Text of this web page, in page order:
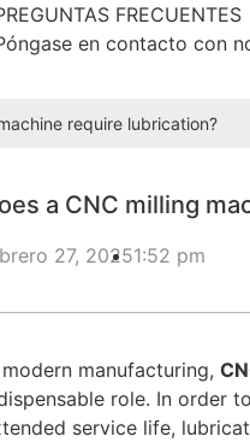
FRECUENTES
en contacto con
require lubrication?
a CNC milling
27, 20251:52 pm
modern manufacturing,
role. In order
service life,